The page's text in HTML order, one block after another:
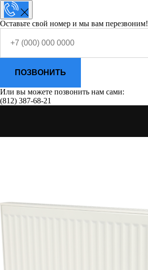
Оставьте свой номер и мы вам перезвоним!
ПОЗВОНИТЬ
Или вы можете позвонить нам сами:
(812) 387-68-21